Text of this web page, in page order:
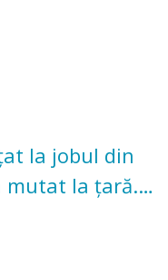
la jobul din
mutat la țară.
grădina